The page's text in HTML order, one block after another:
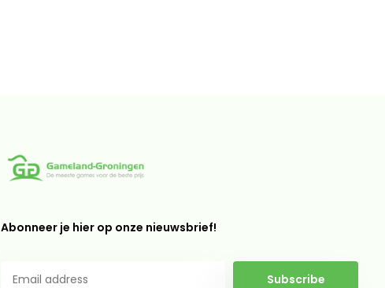
Abonneer je hier op onze nieuwsbrief!
Subscribe